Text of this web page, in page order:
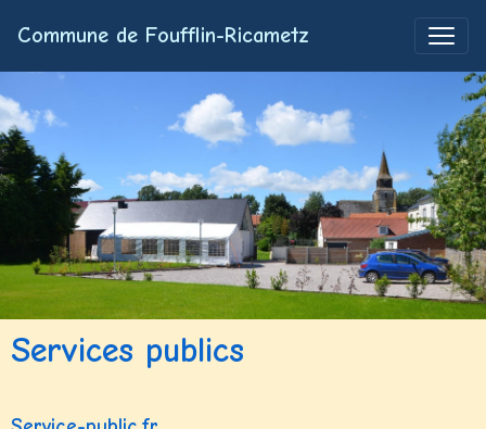
Commune de Foufflin-Ricametz
Services publics